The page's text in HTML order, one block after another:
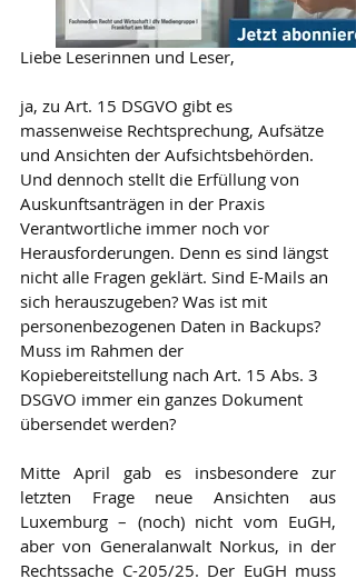
Liebe Leserinnen und Leser,
ja, zu Art. 15 DSGVO gibt es
massenweise Rechtsprechung, Aufsätze
und Ansichten der Aufsichtsbehörden.
Und dennoch stellt die Erfüllung von
Auskunftsanträgen in der Praxis
Verantwortliche immer noch vor
Herausforderungen. Denn es sind längst
nicht alle Fragen geklärt. Sind E-Mails an
sich herauszugeben? Was ist mit
personenbezogenen Daten in Backups?
Muss im Rahmen der
Kopiebereitstellung nach Art. 15 Abs. 3
DSGVO immer ein ganzes Dokument
übersendet werden?
Mitte April gab es insbesondere zur
letzten Frage neue Ansichten aus
Luxemburg – (noch) nicht vom EuGH,
aber von Generalanwalt Norkus, in der
Rechtssache C-205/25. Der EuGH muss